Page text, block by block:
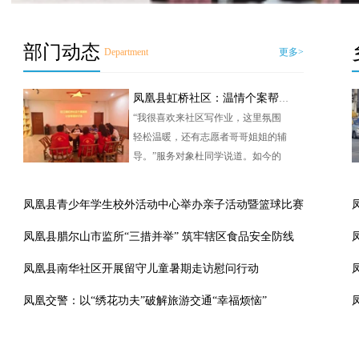
部门动态 Department 更多>
凤凰县虹桥社区：温情个案帮扶 点亮邻里暖心生活
“我很喜欢来社区写作业，这里氛围
轻松温暖，还有志愿者哥哥姐姐的辅
导。”服务对象杜同学说道。如今的
凤凰县青少年学生校外活动中心举办亲子活动暨篮球比赛
凤凰县腊尔山市监所“三措并举” 筑牢辖区食品安全防线
凤凰县南华社区开展留守儿童暑期走访慰问行动
凤凰交警：以“绣花功夫”破解旅游交通“幸福烦恼”